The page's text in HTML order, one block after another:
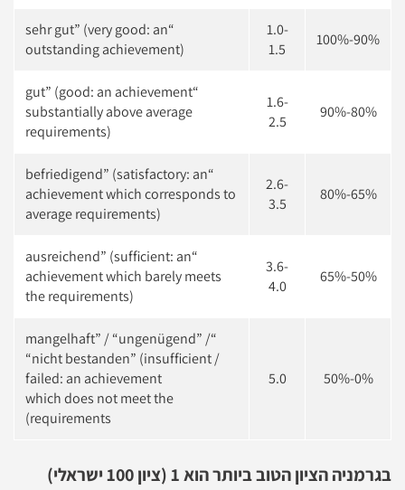
90%-100%
1.0-
1.5
“sehr gut” (very good: an
outstanding achievement)
80%-90%
1.6-
2.5
“gut” (good: an achievement
substantially above average
requirements)
65%-80%
2.6-
3.5
“befriedigend” (satisfactory: an
achievement which corresponds to
average requirements)
50%-65%
3.6-
4.0
“ausreichend” (sufficient: an
achievement which barely meets
the requirements)
0%-50%
5.0
“mangelhaft” / “ungenügend” /
“nicht bestanden” (insufficient /
failed: an achievement
which does not meet the
requirements)
בגרמניה הציון הטוב ביותר הוא 1 (ציון 100 ישראלי)